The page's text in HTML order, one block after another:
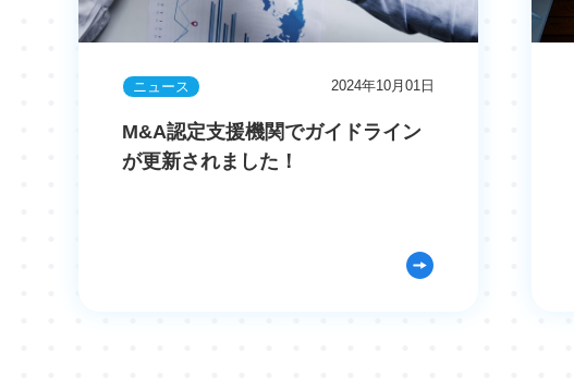
ニュース 2024年10月01日
M&A認定支援機関でガイドライン
が更新されました！